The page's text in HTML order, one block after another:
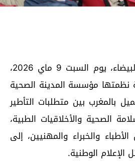
احتضنت مدينة الدار البيضاء، يوم السبت 9 ماي 2026،
مؤسسة المدينة الصحية
بالمغرب بين متطلبات التأطير
الصحية والأخلاقيات الطبية،
والخبراء والمهنيين، إلى
الوطنية.